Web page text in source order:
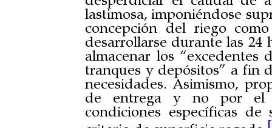
lastimosa, imponiéndose
concepción del riego
desarrollarse durante las 24
almacenar los
tranques y depósitos” a fin
necesidades. Asimismo,
de entrega y no por el
condiciones específicas